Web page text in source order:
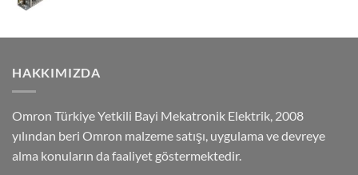
HAKKIMIZDA
Omron Türkiye Yetkili Bayi Mekatronik Elektrik, 2008
yılından beri Omron malzeme satışı, uygulama ve devreye
alma konuların da faaliyet göstermektedir.